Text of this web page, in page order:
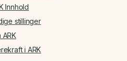
Innhold
stillinger
ARK
i ARK